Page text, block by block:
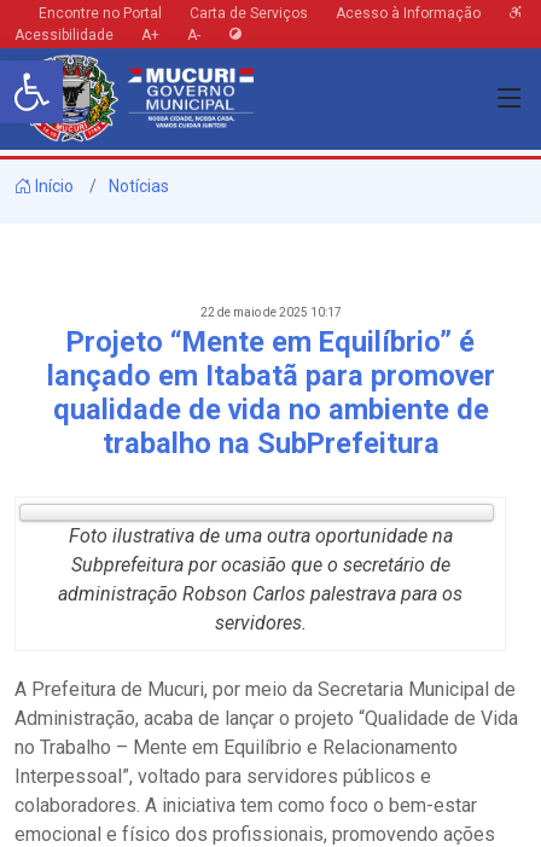
Barra de Ferramentas Aberta
Encontre no Portal Carta de Serviços
Acesso à Informação
Acessibilidade
A+ A-
Início Notícias
22 de maio de 2025 10:17
Projeto “Mente em Equilíbrio” é
lançado em Itabatã para promover
qualidade de vida no ambiente de
trabalho na SubPrefeitura
Foto ilustrativa de uma outra oportunidade na
Subprefeitura por ocasião que o secretário de
administração Robson Carlos palestrava para os
servidores.
A Prefeitura de Mucuri, por meio da Secretaria Municipal de
Administração, acaba de lançar o projeto “Qualidade de Vida
no Trabalho – Mente em Equilíbrio e Relacionamento
Interpessoal”, voltado para servidores públicos e
colaboradores. A iniciativa tem como foco o bem-estar
emocional e físico dos profissionais, promovendo ações